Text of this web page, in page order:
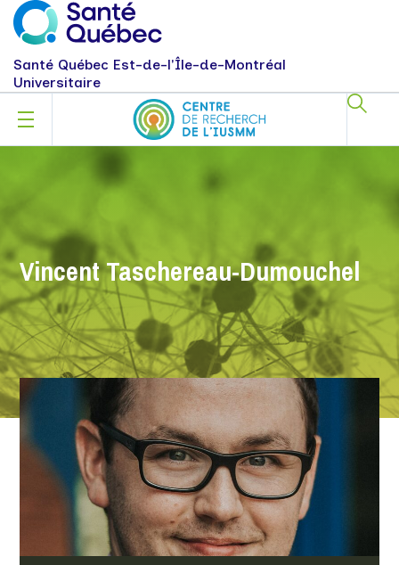
Santé Québec Est-de-l'Île-de-Montréal
Universitaire
Vincent Taschereau-Dumouchel
VINCENT TASCHEREAU-
DUMOUCHEL